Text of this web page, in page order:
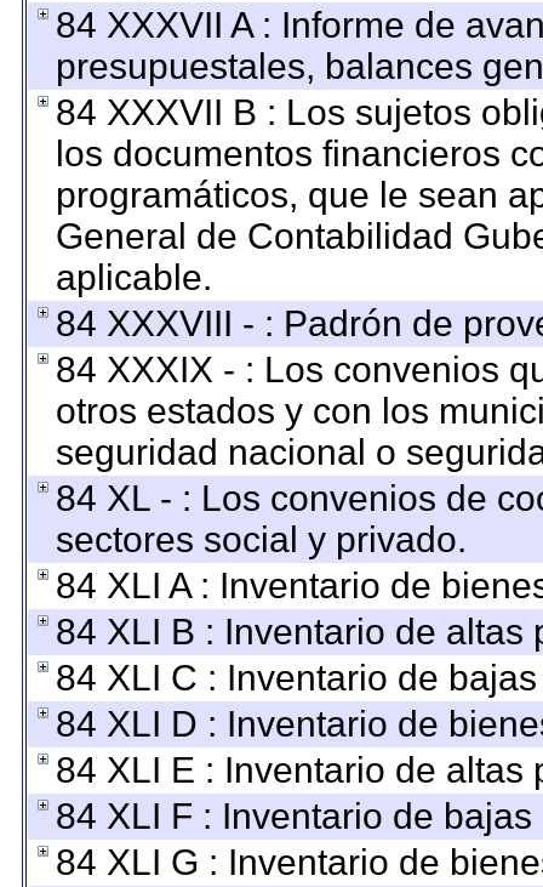
84 XXXVII A : Informe de
presupuestales, balances
84 XXXVII B : Los sujetos
los documentos financieros
programáticos, que le sean
General de Contabilidad
aplicable.
84 XXXVIII - : Padrón de
84 XXXIX - : Los convenios
otros estados y con los
seguridad nacional o
84 XL - : Los convenios de
sectores social y privado.
84 XLI A : Inventario de
84 XLI B : Inventario de
84 XLI C : Inventario de
84 XLI D : Inventario de
84 XLI E : Inventario de
84 XLI F : Inventario de
84 XLI G : Inventario de